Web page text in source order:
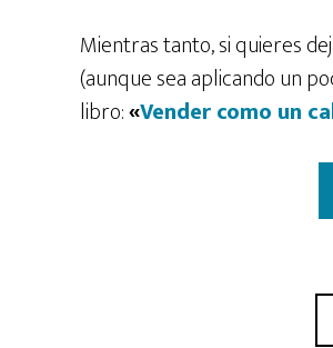
Mientras tanto, si quieres
(aunque sea aplicando un
libro:«Vender como un